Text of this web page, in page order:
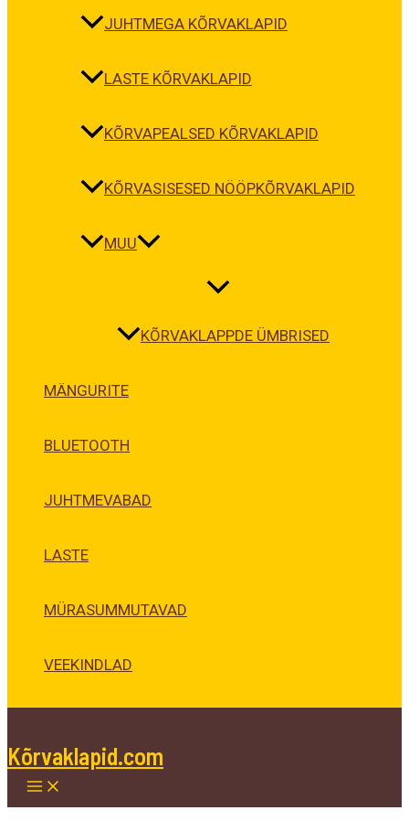
JUHTMEGA KÕRVAKLAPID
LASTE KÕRVAKLAPID
KÕRVAPEALSED KÕRVAKLAPID
KÕRVASISESED NÖÖPKÕRVAKLAPID
MUU
KÕRVAKLAPPDE ÜMBRISED
MÄNGURITE
BLUETOOTH
JUHTMEVABAD
LASTE
MÜRASUMMUTAVAD
VEEKINDLAD
Kõrvaklapid.com